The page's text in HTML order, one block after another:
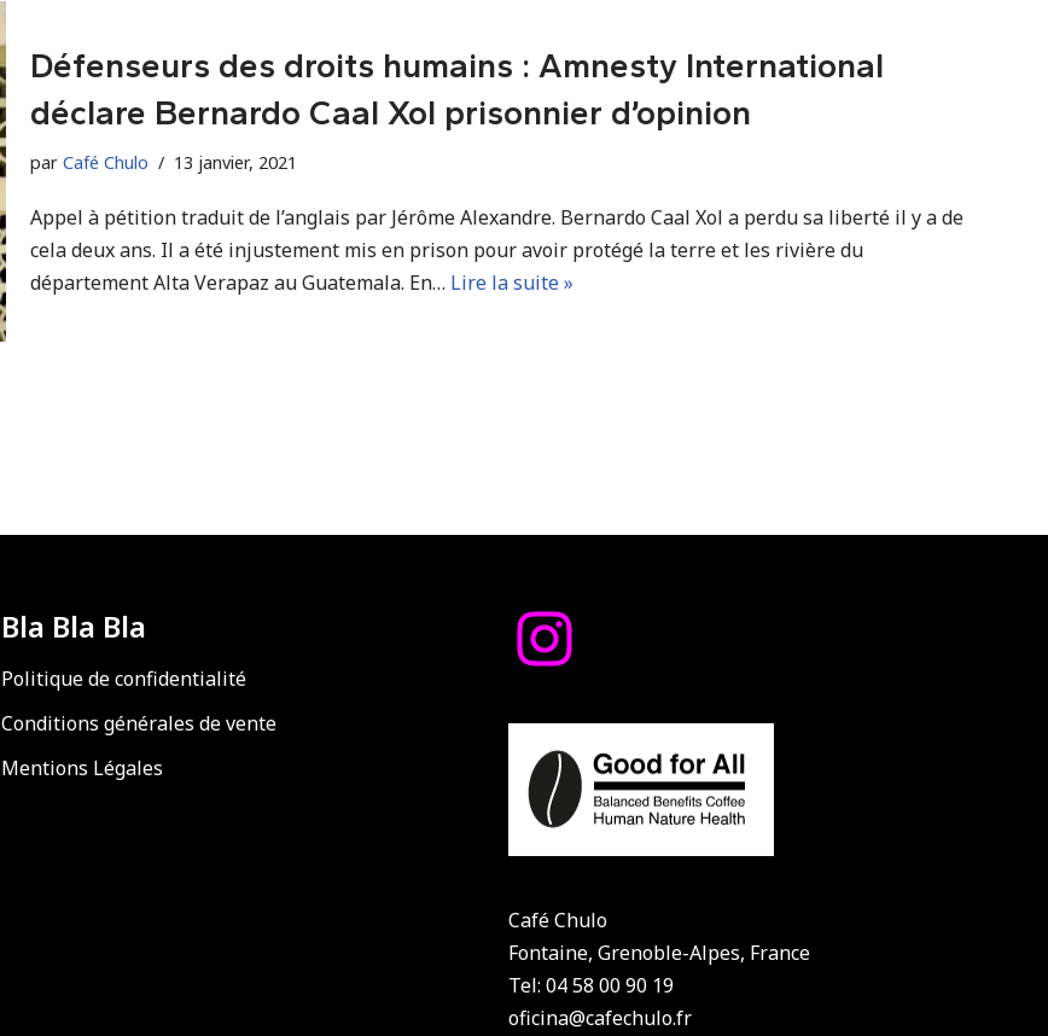
Défenseurs des droits humains : Amnesty International
déclare Bernardo Caal Xol prisonnier d’opinion
par Café Chulo 13 janvier, 2021
Appel à pétition traduit de l’anglais par Jérôme Alexandre. Bernardo Caal Xol a perdu sa liberté il y a de
cela deux ans. Il a été injustement mis en prison pour avoir protégé la terre et les rivière du
département Alta Verapaz au Guatemala. En… Lire la suite »
Bla Bla Bla
Politique de confidentialité
Conditions générales de vente
Mentions Légales
Café Chulo
Fontaine, Grenoble-Alpes, France
Tel: 04 58 00 90 19
oficina@cafechulo.fr